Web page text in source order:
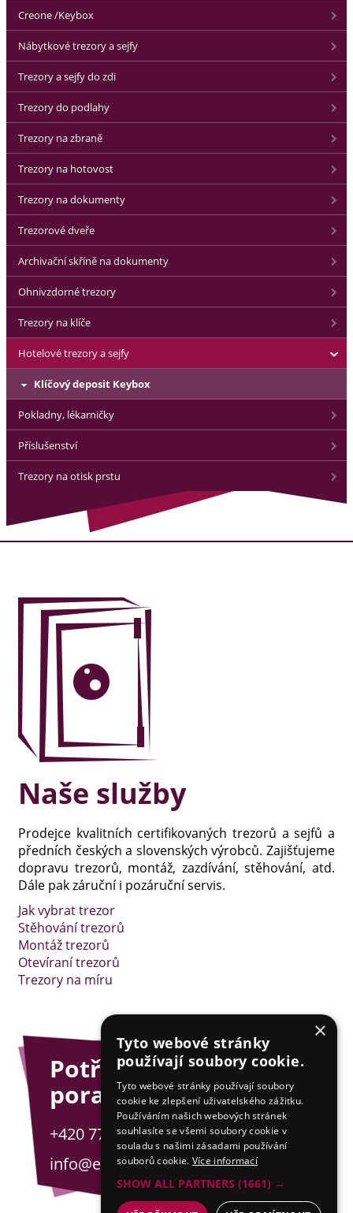
Creone /Keybox
Nábytkové trezory a sejfy
Trezory a sejfy do zdi
Trezory do podlahy
Trezory na zbraně
Trezory na hotovost
Trezory na dokumenty
Trezorové dveře
Archivační skříně na dokumenty
Ohnivzdorné trezory
Trezory na klíče
Hotelové trezory a sejfy
Klíčový deposit Keybox
Pokladny, lékarničky
Příslušenství
Trezory na otisk prstu
Naše služby
Prodejce kvalitních certifikovaných trezorů a sejfů a
předních českých a slovenských výrobců. Zajišťujeme
dopravu trezorů, montáž, zazdívání, stěhování, atd.
Dále pak záruční i pozáruční servis.
Jak vybrat trezor
Stěhování trezorů
Montáž trezorů
Otevíraní trezorů
Trezory na míru
Potřebujete
poradit?
+420 775 201 001
info@esejfy.net
×
Tyto webové stránky
používají soubory cookie.
Tyto webové stránky používají soubory
cookie ke zlepšení uživatelského zážitku.
Používáním našich webových stránek
souhlasíte se všemi soubory cookie v
souladu s našimi zásadami používání
souborů cookie. Více informací
SHOW ALL PARTNERS (1661) →